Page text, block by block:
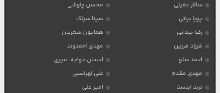
سالار عقیلی
محسن چاوشی
پویا بیاتی
سینا سرلک
رضا یزدانی
همایون شجریان
فرزاد فرزین
مهدی احمدوند
احمد سلو
احسان خواجه امیری
مهدی مقدم
علی لهراسبی
ترند اینستا
امیر علی